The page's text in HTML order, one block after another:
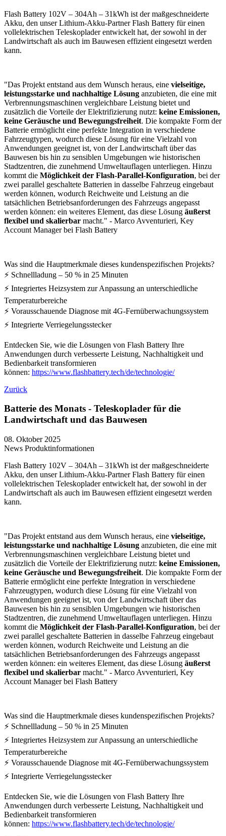
Flash Battery 102V – 304Ah – 31kWh ist der maßgeschneiderte
Akku, den unser Lithium-Akku-Partner Flash Battery für einen
vollelektrischen Teleskoplader entwickelt hat, der sowohl in der
Landwirtschaft als auch im Bauwesen effizient eingesetzt werden
kann.
"Das Projekt entstand aus dem Wunsch heraus, eine vielseitige,
leistungsstarke und nachhaltige Lösung anzubieten, die eine mit
Verbrennungsmaschinen vergleichbare Leistung bietet und
zusätzlich die Vorteile der Elektrifizierung nutzt: keine Emissionen,
keine Geräusche und Bewegungsfreiheit. Die kompakte Form der
Batterie ermöglicht eine perfekte Integration in verschiedene
Fahrzeugtypen, wodurch diese Lösung für eine Vielzahl von
Anwendungen geeignet ist, von der Landwirtschaft über das
Bauwesen bis hin zu sensiblen Umgebungen wie historischen
Stadtzentren, die zunehmend Umweltauflagen unterliegen. Hinzu
kommt die Möglichkeit der Flash-Parallel-Konfiguration, bei der
zwei parallel geschaltete Batterien in dasselbe Fahrzeug eingebaut
werden können, wodurch Reichweite und Leistung an die
tatsächlichen Betriebsanforderungen des Fahrzeugs angepasst
werden können: ein weiteres Element, das diese Lösung äußerst
flexibel und skalierbar macht." - Marco Avventurieri, Key
Account Manager bei Flash Battery
Was sind die Hauptmerkmale dieses kundenspezifischen Projekts?
⚡ Schnellladung – 50 % in 25 Minuten
⚡ Integriertes Heizsystem zur Anpassung an unterschiedliche
Temperaturbereiche
⚡ Vorausschauende Diagnose mit 4G-Fernüberwachungssystem
⚡ Integrierte Verriegelungsstecker
Entdecken Sie, wie die Lösungen von Flash Battery Ihre
Anwendungen durch verbesserte Leistung, Nachhaltigkeit und
Bedienbarkeit transformieren
können: https://www.flashbattery.tech/de/technologie/
Zurück
Batterie des Monats - Teleskoplader für die
Landwirtschaft und das Bauwesen
08. Oktober 2025
News Produktinformationen
Flash Battery 102V – 304Ah – 31kWh ist der maßgeschneiderte
Akku, den unser Lithium-Akku-Partner Flash Battery für einen
vollelektrischen Teleskoplader entwickelt hat, der sowohl in der
Landwirtschaft als auch im Bauwesen effizient eingesetzt werden
kann.
"Das Projekt entstand aus dem Wunsch heraus, eine vielseitige,
leistungsstarke und nachhaltige Lösung anzubieten, die eine mit
Verbrennungsmaschinen vergleichbare Leistung bietet und
zusätzlich die Vorteile der Elektrifizierung nutzt: keine Emissionen,
keine Geräusche und Bewegungsfreiheit. Die kompakte Form der
Batterie ermöglicht eine perfekte Integration in verschiedene
Fahrzeugtypen, wodurch diese Lösung für eine Vielzahl von
Anwendungen geeignet ist, von der Landwirtschaft über das
Bauwesen bis hin zu sensiblen Umgebungen wie historischen
Stadtzentren, die zunehmend Umweltauflagen unterliegen. Hinzu
kommt die Möglichkeit der Flash-Parallel-Konfiguration, bei der
zwei parallel geschaltete Batterien in dasselbe Fahrzeug eingebaut
werden können, wodurch Reichweite und Leistung an die
tatsächlichen Betriebsanforderungen des Fahrzeugs angepasst
werden können: ein weiteres Element, das diese Lösung äußerst
flexibel und skalierbar macht." - Marco Avventurieri, Key
Account Manager bei Flash Battery
Was sind die Hauptmerkmale dieses kundenspezifischen Projekts?
⚡ Schnellladung – 50 % in 25 Minuten
⚡ Integriertes Heizsystem zur Anpassung an unterschiedliche
Temperaturbereiche
⚡ Vorausschauende Diagnose mit 4G-Fernüberwachungssystem
⚡ Integrierte Verriegelungsstecker
Entdecken Sie, wie die Lösungen von Flash Battery Ihre
Anwendungen durch verbesserte Leistung, Nachhaltigkeit und
Bedienbarkeit transformieren
können: https://www.flashbattery.tech/de/technologie/